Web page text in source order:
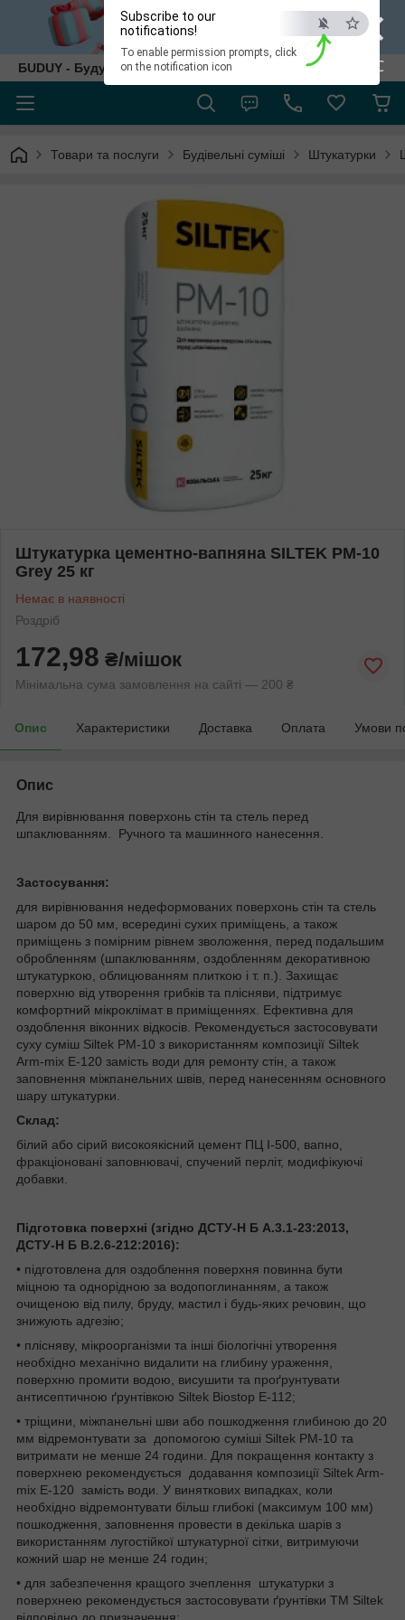
×
ESC
Subscribe to our
notifications!
To enable permission prompts, click
on the notification icon
БUDUY - Будуй як собі!
Товари та послуги Будівельні суміші Штукатурки
Штукатурка цементно-вапняна SILTEK РМ-10
Grey 25 кг
Немає в наявності
Роздріб
172,98 ₴/мішок
Мінімальна сума замовлення на сайті — 200 ₴
Опис Характеристики Доставка Оплата Умови
Опис
Для вирівнювання поверхонь стін та стель перед
шпаклюванням. Ручного та машинного нанесення.
Застосування:
для вирівнювання недеформованих поверхонь стін та стель
шаром до 50 мм, всередині сухих приміщень, а також
приміщень з помірним рівнем зволоження, перед подальшим
обробленням (шпаклюванням, оздобленням декоративною
штукатуркою, облицюванням плиткою і т. п.). Захищає
поверхню від утворення грибків та плісняви, підтримує
комфортний мікроклімат в приміщеннях. Ефективна для
оздоблення віконних відкосів. Рекомендується застосовувати
суху суміш Siltek РМ-10 з використанням композиції Siltek
Arm-mix Е-120 замість води для ремонту стін, а також
заповнення міжпанельних швів, перед нанесенням основного
шару штукатурки.
Склад:
білий або сірий високоякісний цемент ПЦ І-500, вапно,
фракціоновані заповнювачі, спучений перліт, модифікуючі
добавки.
Підготовка поверхні (згідно ДСТУ-Н Б А.3.1-23:2013,
ДСТУ-Н Б В.2.6-212:2016):
• підготовлена для оздоблення поверхня повинна бути
міцною та однорідною за водопоглинанням, а також
очищеною від пилу, бруду, мастил і будь-яких речовин, що
знижують адгезію;
• плісняву, мікроорганізми та інші біологічні утворення
необхідно механічно видалити на глибину ураження,
поверхню промити водою, висушити та проґрунтувати
антисептичною ґрунтівкою Siltek Biostop E-112;
• тріщини, міжпанельні шви або пошкодження глибиною до 20
мм відремонтувати за допомогою суміші Siltek PМ-10 та
витримати не менше 24 години. Для покращення контакту з
поверхнею рекомендується додавання композиції Siltek Arm-
mix Е-120 замість води. У виняткових випадках, коли
необхідно відремонтувати більш глибокі (максимум 100 мм)
пошкодження, заповнення провести в декілька шарів з
використанням лугостійкої штукатурної сітки, витримуючи
кожний шар не менше 24 годин;
• для забезпечення кращого зчеплення штукатурки з
поверхнею рекомендується застосовувати ґрунтівки ТМ Siltek
відповідно до призначення: